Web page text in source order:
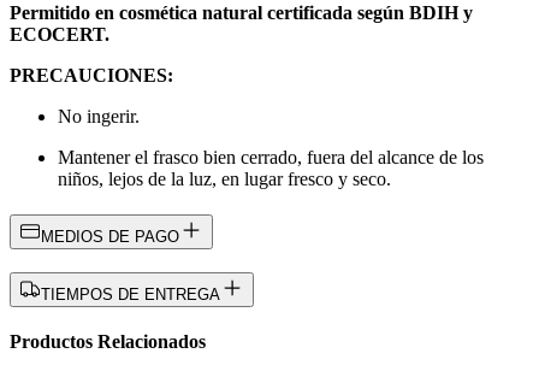
Permitido en cosmética natural certificada según BDIH y
ECOCERT.
PRECAUCIONES:
No ingerir.
Mantener el frasco bien cerrado, fuera del alcance de los
niños, lejos de la luz, en lugar fresco y seco.
MEDIOS DE PAGO
TIEMPOS DE ENTREGA
Productos Relacionados